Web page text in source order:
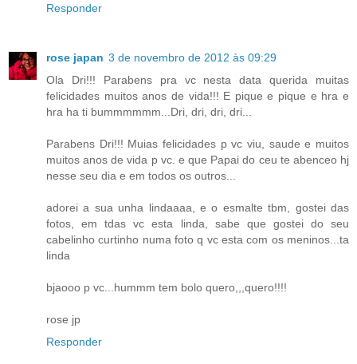
Responder
rose japan 3 de novembro de 2012 às 09:29
Ola Dri!!! Parabens pra vc nesta data querida muitas
felicidades muitos anos de vida!!! E pique e pique e hra e
hra ha ti bummmmmm...Dri, dri, dri, dri...
Parabens Dri!!! Muias felicidades p vc viu, saude e muitos
muitos anos de vida p vc. e que Papai do ceu te abenceo hj
nesse seu dia e em todos os outros...
adorei a sua unha lindaaaa, e o esmalte tbm, gostei das
fotos, em tdas vc esta linda, sabe que gostei do seu
cabelinho curtinho numa foto q vc esta com os meninos...ta
linda
bjaooo p vc...hummm tem bolo quero,,,quero!!!!
rose jp
Responder